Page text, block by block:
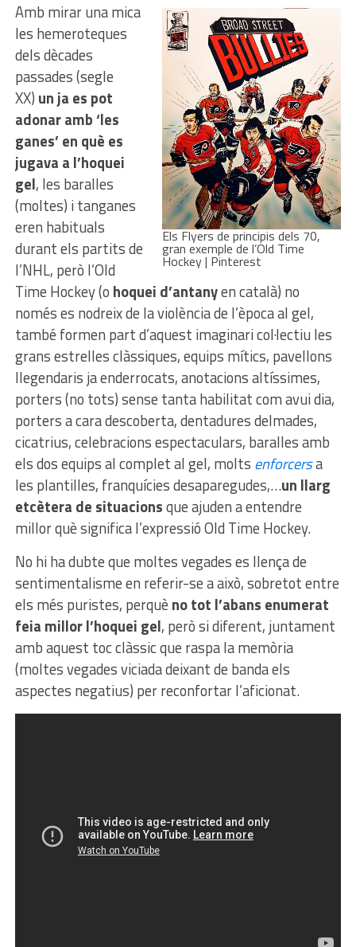
Els Flyers de principis dels 70,
gran exemple de l’Old Time
Hockey | Pinterest
Amb mirar una mica
les hemeroteques
dels dècades
passades (segle
XX) un ja es pot
adonar amb ‘les
ganes’ en què es
jugava a l’hoquei
gel, les baralles
(moltes) i tanganes
eren habituals
durant els partits de
l’NHL, però l’Old
Time Hockey (o hoquei d’antanyen català) no
només es nodreix de la violència de l’època al gel,
també formen part d’aquest imaginari col·lectiu les
grans estrelles clàssiques, equips mítics, pavellons
llegendaris ja enderrocats, anotacions altíssimes,
porters (no tots) sense tanta habilitat com avui dia,
porters a cara descoberta, dentadures delmades,
cicatrius, celebracions espectaculars, baralles amb
els dos equips al complet al gel, molts enforcersa
les plantilles, franquícies desaparegudes,…un llarg
etcètera de situacionsque ajuden a entendre
millor què significa l’expressió Old Time Hockey.
No hi ha dubte que moltes vegades es llença de
sentimentalisme en referir-se a això, sobretot entre
els més puristes, perquè no tot l’abans enumerat
feia millor l’hoquei gel, però si diferent, juntament
amb aquest toc clàssic que raspa la memòria
(moltes vegades viciada deixant de banda els
aspectes negatius) per reconfortar l’aficionat.